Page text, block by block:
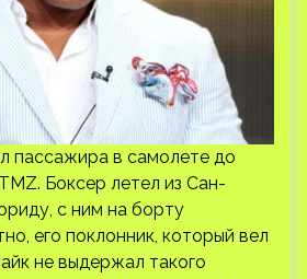
пассажира в самолете до
Боксер летел из Сан-
с ним на борту
его поклонник, который вел
не выдержал такого